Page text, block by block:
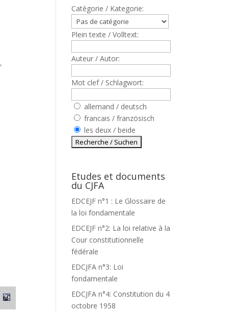
,
Catègorie / Kategorie:
Plein texte / Volltext:
Auteur / Autor:
Mot clef / Schlagwort:
allemand / deutsch
francais / französisch
les deux / beide
Etudes et documents
du CJFA
EDCEJF n°1 : Le Glossaire de
la loi fondamentale
EDCEJF n°2: La loi relative à la
Cour constitutionnelle
fédérale
EDCJFA n°3: Loi
fondamentale
EDCJFA n°4: Constitution du 4
octobre 1958